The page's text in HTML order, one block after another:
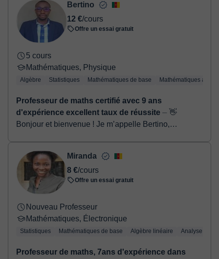
Bertino
12 €/cours
Offre un essai gratuit
5 cours
Mathématiques, Physique
Algèbre Statistiques Mathématiques de base Mathématiques
Professeur de maths certifié avec 9 ans
d'expérience excellent taux de réussite ⏤ 👋
Bonjour et bienvenue ! Je m’appelle Bertino,
Miranda
8 €/cours
Offre un essai gratuit
Nouveau Professeur
Mathématiques, Électronique
Statistiques Mathématiques de base Algèbre linéaire Analyse
Professeur de maths, 7ans d'expérience dans